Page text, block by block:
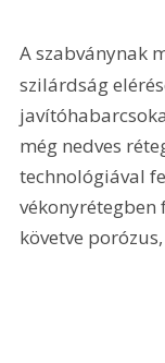
A szabványnak
szilárdság
még nedves
technológiával
követve